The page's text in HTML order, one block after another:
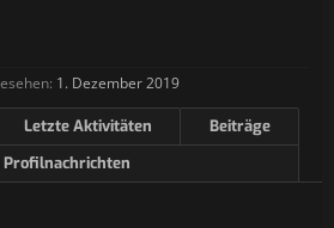
1. Dezember 2019
Letzte Aktivitäten
Beiträge
Profilnachrichten